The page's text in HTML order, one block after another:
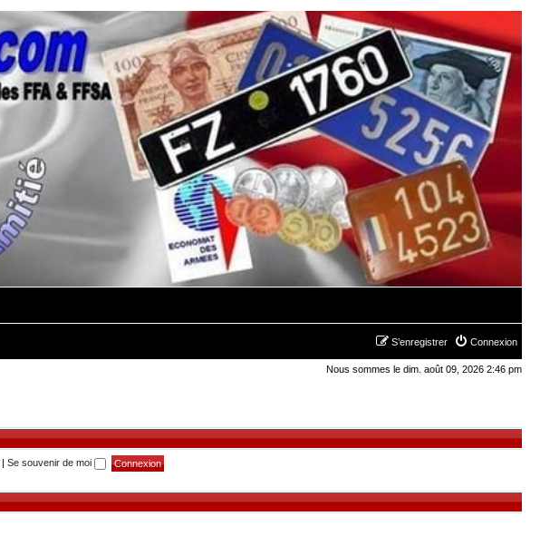
Connexion
S’enregistrer
Nous sommes le dim. août 09, 2026 2:46 pm
Se souvenir de moi